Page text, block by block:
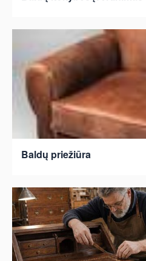
Baldų priežiūra